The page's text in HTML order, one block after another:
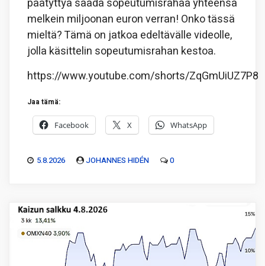
päätyttyä saada sopeutumisrahaa yhteensä
melkein miljoonan euron verran! Onko tässä
mieltä? Tämä on jatkoa edeltävälle videolle,
jolla käsittelin sopeutumisrahan kestoa.
https://www.youtube.com/shorts/ZqGmUiUZ7P8
Jaa tämä:
Facebook X WhatsApp
5.8.2026 JOHANNES HIDÉN 0